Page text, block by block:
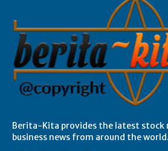
Berita-Kita provides the latest stock
business news from around the world.